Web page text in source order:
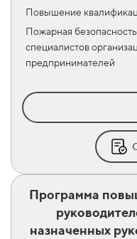
Повышение
Пожарная
специалистов
предпринимателей
Программа
назначенных